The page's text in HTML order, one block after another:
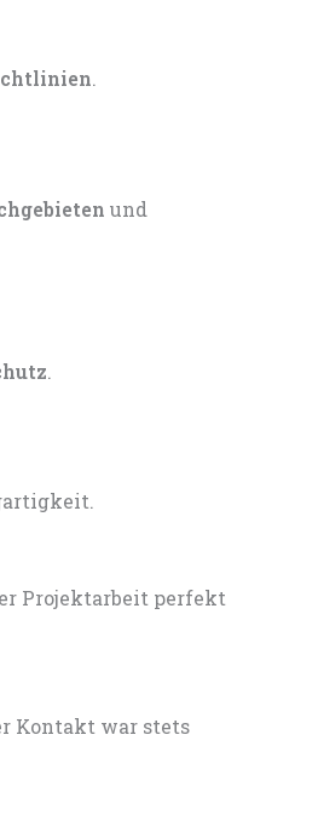
.
und
.
Projektarbeit perfekt
Kontakt war stets